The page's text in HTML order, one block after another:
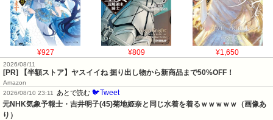
¥927 ¥809 ¥1,650
2026/08/11
[PR] 【半額ストア】ヤスイイね 掘り出し物から新商品まで50%OFF！
Amazon
2026/08/10 23:11
あとで読む 🐦Tweet
元NHK気象予報士・吉井明子(45)菊地姫奈と同じ水着を着るｗｗｗｗｗ（画像あ
り）